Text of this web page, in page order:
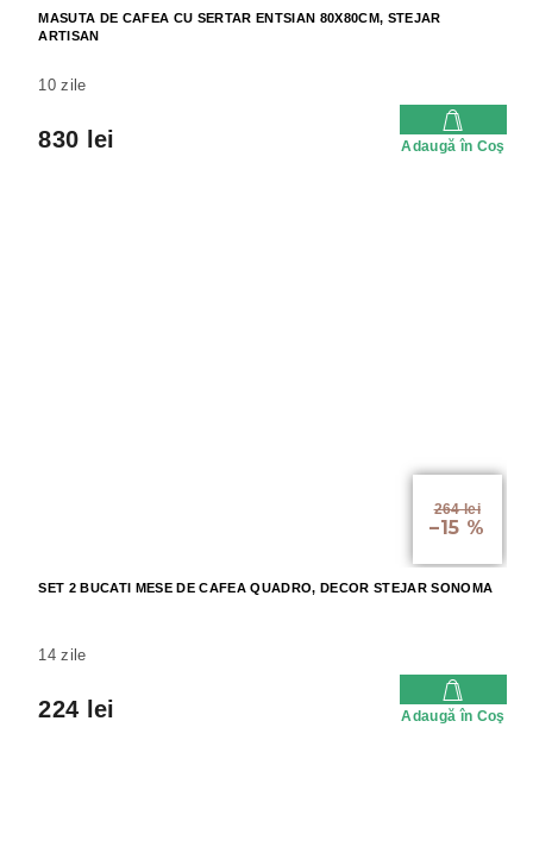
MASUTA DE CAFEA CU SERTAR ENTSIAN 80X80CM, STEJAR
ARTISAN
10 zile
830 lei Adaugă în Coş
264 lei
–15 %
SET 2 BUCATI MESE DE CAFEA QUADRO, DECOR STEJAR SONOMA
14 zile
224 lei Adaugă în Coş